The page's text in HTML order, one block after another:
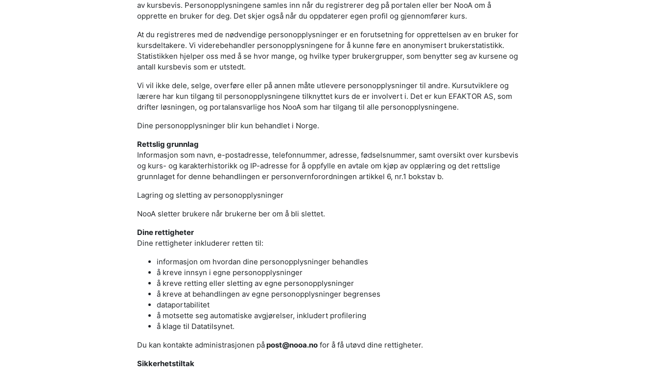
av kursbevis. Personopplysningene samles inn når du registrerer deg på portalen eller ber NooA om å
opprette en bruker for deg. Det skjer også når du oppdaterer egen profil og gjennomfører kurs.
At du registreres med de nødvendige personopplysninger er en forutsetning for opprettelsen av en bruker for
kursdeltakere. Vi viderebehandler personopplysningene for å kunne føre en anonymisert brukerstatistikk.
Statistikken hjelper oss med å se hvor mange, og hvilke typer brukergrupper, som benytter seg av kursene og
antall kursbevis som er utstedt.
Vi vil ikke dele, selge, overføre eller på annen måte utlevere personopplysninger til andre. Kursutviklere og
lærere har kun tilgang til personopplysningene tilknyttet kurs de er involvert i. Det er kun EFAKTOR AS, som
drifter løsningen, og portalansvarlige hos NooA som har tilgang til alle personopplysningene.
Dine personopplysninger blir kun behandlet i Norge.
Rettslig grunnlag
Informasjon som navn, e-postadresse, telefonnummer, adresse, fødselsnummer, samt oversikt over kursbevis
og kurs- og karakterhistorikk og IP-adresse for å oppfylle en avtale om kjøp av opplæring og det rettslige
grunnlaget for denne behandlingen er personvernforordningen artikkel 6, nr.1 bokstav b.
Lagring og sletting av personopplysninger
NooA sletter brukere når brukerne ber om å bli slettet.
Dine rettigheter
Dine rettigheter inkluderer retten til:
informasjon om hvordan dine personopplysninger behandles
å kreve innsyn i egne personopplysninger
å kreve retting eller sletting av egne personopplysninger
å kreve at behandlingen av egne personopplysninger begrenses
dataportabilitet
å motsette seg automatiske avgjørelser, inkludert profilering
å klage til Datatilsynet.
Du kan kontakte administrasjonen påpost@nooa.no for å få utøvd dine rettigheter.
Sikkerhetstiltak